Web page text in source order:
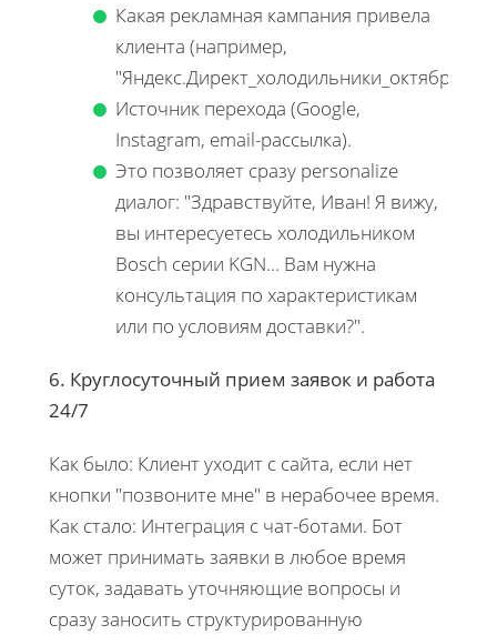
Какая рекламная кампания привела
клиента (например,
"Яндекс.Директ_холодильники_октябрь").
Источник перехода (Google,
Instagram, email-рассылка).
Это позволяет сразу personalize
диалог: "Здравствуйте, Иван! Я вижу,
вы интересуетесь холодильником
Bosch серии KGN... Вам нужна
консультация по характеристикам
или по условиям доставки?".
6. Круглосуточный прием заявок и работа
24/7
Как было: Клиент уходит с сайта, если нет
кнопки "позвоните мне" в нерабочее время.
Как стало: Интеграция с чат-ботами. Бот
может принимать заявки в любое время
суток, задавать уточняющие вопросы и
сразу заносить структурированную